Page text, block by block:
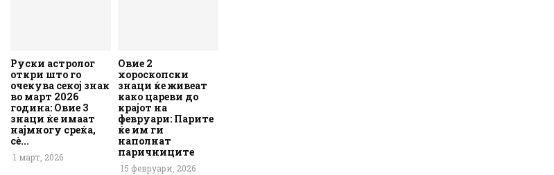
Руски астролог
откри што го
очекува секој знак
во март 2026
година: Овие 3
знаци ќе имаат
најмногу среќа,
сè...
1 март, 2026
Овие 2
хороскопски
знаци ќе живеат
како цареви до
крајот на
февруари: Парите
ќе им ги
наполнат
паричниците
15 февруари, 2026